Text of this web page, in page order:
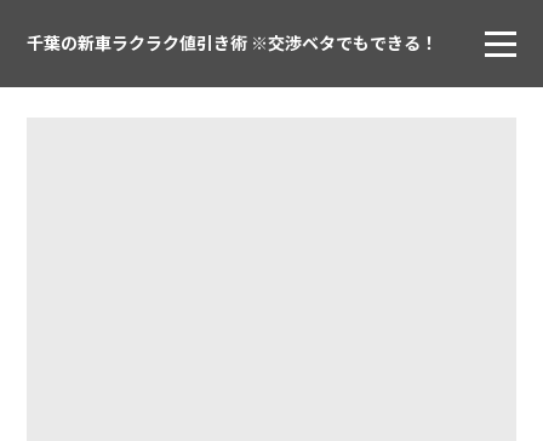
千葉の新車ラクラク値引き術 ※交渉ベタでもできる！